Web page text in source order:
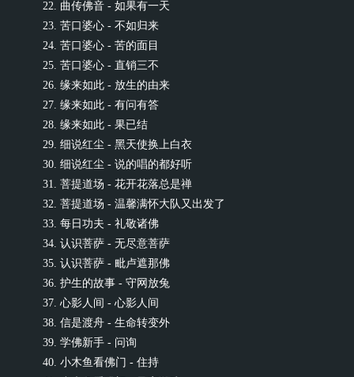
22. 曲传佛音 - 如果有一天
23. 苦口婆心 - 不如归来
24. 苦口婆心 - 苦的面目
25. 苦口婆心 - 直销三不
26. 缘来如此 - 放生的由来
27. 缘来如此 - 有问有答
28. 缘来如此 - 果已结
29. 细说红尘 - 黑天使换上白衣
30. 细说红尘 - 说的唱的都好听
31. 菩提道场 - 花开花落总是禅
32. 菩提道场 - 温馨满怀大队又出发了
33. 每日功夫 - 礼敬诸佛
34. 认识菩萨 - 无尽意菩萨
35. 认识菩萨 - 毗卢遮那佛
36. 护生的故事 - 守网放兔
37. 心影人间 - 心影人间
38. 信是渡舟 - 生命转变外
39. 学佛新手 - 问询
40. 小木鱼看佛门 - 住持